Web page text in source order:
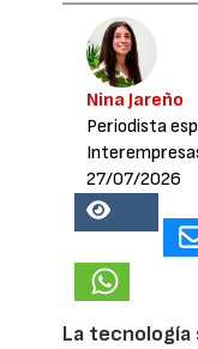
Nina Jareño
Periodista
27/07/2026
13584
La tecnología